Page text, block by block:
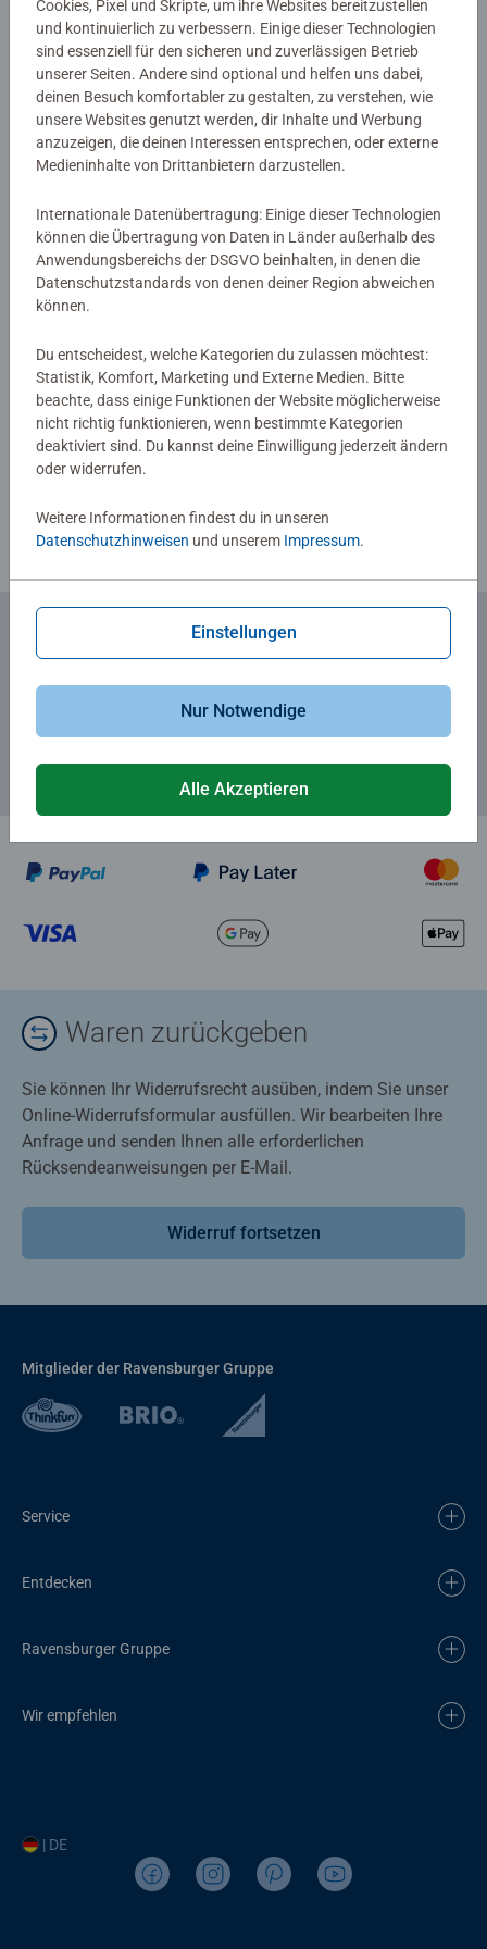
Artikelnummer:
41094
EAN:
9783473410941
ISBN:
978-3-473-41094-1
Warnhinweise und Herstellerinformation
Noch keine Bewertungen
abgegeben
Verfasse eine Bewertung
Zum Newsletter anmelden
... und 5 € Gutschein sichern!
Waren zurückgeben
Sie können Ihr Widerrufsrecht ausüben, indem Sie unser
Online-Widerrufsformular ausfüllen. Wir bearbeiten Ihre
Anfrage und senden Ihnen alle erforderlichen
Rücksendeanweisungen per E-Mail.
Widerruf fortsetzen
Mitglieder der Ravensburger Gruppe
Service
Entdecken
Ravensburger Gruppe
Wir empfehlen
| DE
Cookies, Pixel und Skripte, um ihre Websites bereitzustellen
und kontinuierlich zu verbessern. Einige dieser Technologien
sind essenziell für den sicheren und zuverlässigen Betrieb
unserer Seiten. Andere sind optional und helfen uns dabei,
deinen Besuch komfortabler zu gestalten, zu verstehen, wie
unsere Websites genutzt werden, dir Inhalte und Werbung
anzuzeigen, die deinen Interessen entsprechen, oder externe
Medieninhalte von Drittanbietern darzustellen.
Internationale Datenübertragung: Einige dieser Technologien
können die Übertragung von Daten in Länder außerhalb des
Anwendungsbereichs der DSGVO beinhalten, in denen die
Datenschutzstandards von denen deiner Region abweichen
können.
Du entscheidest, welche Kategorien du zulassen möchtest:
Statistik, Komfort, Marketing und Externe Medien. Bitte
beachte, dass einige Funktionen der Website möglicherweise
nicht richtig funktionieren, wenn bestimmte Kategorien
deaktiviert sind. Du kannst deine Einwilligung jederzeit ändern
oder widerrufen.
Weitere Informationen findest du in unseren
Datenschutzhinweisen und unserem Impressum.
Einstellungen
Nur Notwendige
Alle Akzeptieren